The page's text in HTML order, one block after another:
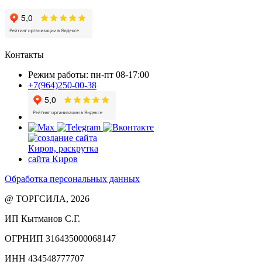
Контакты
Режим работы: пн-пт 08-17:00
+7(964)250-00-38
Обработка персональных данных
@ ТОРГСИЛА, 2026
ИП Кытманов С.Г.
ОГРНИП 316435000068147
ИНН 434548777707